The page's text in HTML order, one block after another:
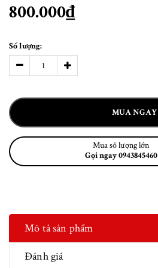
800.000₫
Số lượng:
MUA NGAY
Mua số lượng lớn
Gọi ngay 0943845460
Mô tả sản phẩm
Đánh giá